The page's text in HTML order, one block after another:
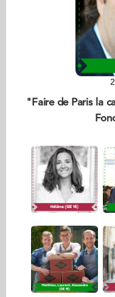
"Faire de Paris la